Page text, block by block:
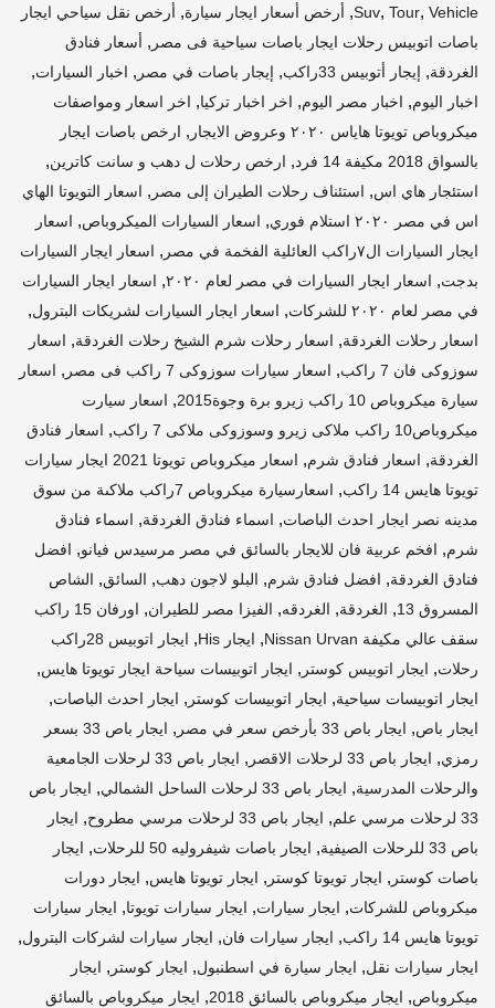
Suv, Tour, Vehicle
, أرخص أسعار ايجار سيارة, أرخص نقل سياحي ايجار
باصات اتوبيس رحلات ايجار باصات سياحية فى مصر , أسعار فنادق
الغردقة, إيجار أتوبيس 33راكب , إيجار باصات في مصر , اخبار السيارات,
اخبار اليوم, اخبار مصر اليوم, اخر اخبار تركيا, اخر اسعار ومواصفات
ميكروباص تويوتا هاياس ٢٠٢٠ وعروض الايجار
, ارخص باصات ايجار
بالسواق 2018 مكيفة 14 فرد
, ارخص رحلات ل دهب و سانت كاترين,
استئجار هاي اس, استئناف رحلات الطيران إلى مصر , اسعار التويوتا الهاي
اس في مصر ٢٠٢٠ استلام فوري
, اسعار السيارات الميكروباص, اسعار
ايجار السيارات ال٧راكب العائلية الفخمة في مصر
, اسعار ايجار السيارات
بدجت, اسعار ايجار السيارات في مصر لعام ٢٠٢٠ , اسعار ايجار السيارات
في مصر لعام ٢٠٢٠ للشركات
, اسعار ايجار السيارات لشريكات البترول,
اسعار رحلات الغردقة, اسعار رحلات شرم الشيخ رحلات الغردقة, اسعار
سوزوكى فان 7 راكب
, اسعار سيارات سوزوكى 7 راكب فى مصر , اسعار
سيارة ميكروباص 10 راكب زيرو برة وجوة2015
, اسعار سيارت
ميكروباص10 راكب ملاكى زيرو وسوزوكى ملاكى 7 راكب
, اسعار فنادق
الغردقة, اسعار فنادق شرم,
اسعار ميكروباص تويوتا 2021 ايجار سيارات
تويوتا هايس 14 راكب
,
اسعارسيارة ميكروباص 7راكب ملاكىة من سوق
مدينه نصر ايجار احدث الباصات, اسماء فنادق الغردقة, اسماء فنادق
شرم, افخم عربية فان للايجار بالسائق في مصر مرسيدس فيانو, افضل
فنادق الغردقة, افضل فنادق شرم, البلو لاجون دهب, السائق, الشاص
المسروق 13
, الغردقة, الغردقه, الفيزا مصر للطيران,
اورفان 15 راكب
سقف عالي مكيفة Nissan Urvan
, ايجار His ,
ايجار اتوبيس 28راكب
رحلات, ايجار اتوبيس كوستر , ايجار اتوبيسات سياحة ايجار تويوتا هايس,
ايجار اتوبيسات سياحية, ايجار اتوبيسات كوستر , ايجار احدث الباصات,
ايجار باص, ايجار باص 33 بأرخص سعر في مصر ,
ايجار باص 33 بسعر
رمزي, ايجار باص 33 لرحلات الاقصر ,
ايجار باص 33 لرحلات الجامعية
والرحلات المدرسية, ايجار باص 33 لرحلات الساحل الشمالي , ايجار باص
33 لرحلات مرسي علم
, ايجار باص 33 لرحلات مرسي مطروح , ايجار
باص 33 للرحلات الصيفية
, ايجار باصات شيفروليه 50 للرحلات , ايجار
باصات كوستر , ايجار تويوتا كوستر , ايجار تويوتا هايس, ايجار دورات
ميكروباص للشركات, ايجار سيارات, ايجار سيارات تويوتا, ايجار سيارات
تويوتا هايس 14 راكب
, ايجار سيارات فان, ايجار سيارات لشركات البترول,
ايجار سيارات نقل, ايجار سيارة في اسطنبول, ايجار كوستر , ايجار
ميكروباص, ايجار ميكروباص بالسائق 2018 , ايجار ميكروباص بالسائق